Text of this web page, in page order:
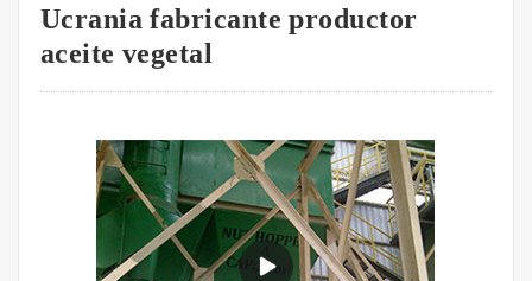
Ucrania fabricante productor
aceite vegetal